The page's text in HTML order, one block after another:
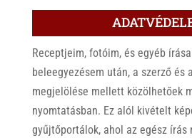
Receptjeim, fotóim, és egyéb
beleegyezésem után, a szerző és
megjelölése mellett közölhetőek
nyomtatásban. Ez alól kivételt
gyűjtőportálok, ahol az egész írás